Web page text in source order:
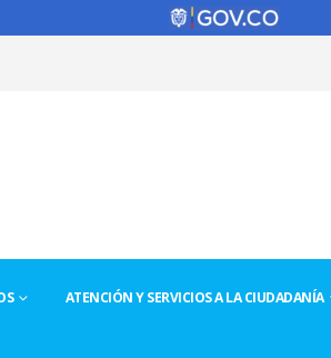
ATENCIÓN Y SERVICIOS A LA CIUDADANÍA